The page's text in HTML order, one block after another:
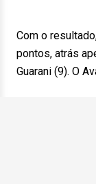
Com o
pontos, atrás
Guarani (9). O